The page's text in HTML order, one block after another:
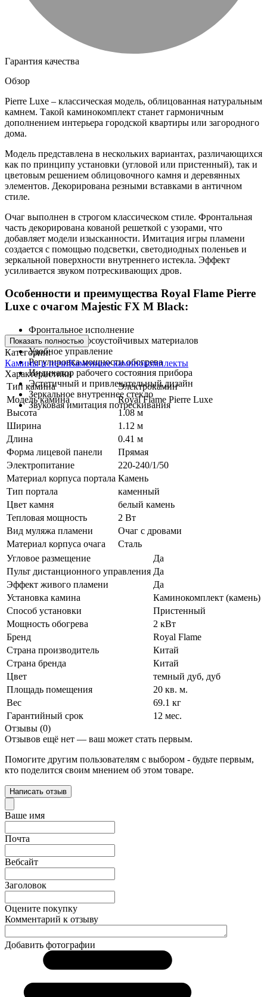
Гарантия качества
Обзор
Pierre Luxe – классическая модель, облицованная натуральным
камнем. Такой каминокомплект станет гармоничным
дополнением интерьера городской квартиры или загородного
дома.
Модель представлена в нескольких вариантах, различающихся
как по принципу установки (угловой или пристенный), так и
цветовым решением облицовочного камня и деревянных
элементов. Декорирована резными вставками в античном
стиле.
Очаг выполнен в строгом классическом стиле. Фронтальная
часть декорирована кованой решеткой с узорами, что
добавляет модели изысканности. Имитация игры пламени
создается с помощью подсветки, светодиодных поленьев и
зеркальной поверхности внутреннего истекла. Эффект
усиливается звуком потрескивающих дров.
Особенности и преимущества Royal Flame Pierre
Luxe с очагом Majestic FX M Black:
Фронтальное исполнение
Портал из износоустойчивых материалов
Удобное управление
Регулировка мощности обогрева
Индикатор рабочего состояния прибора
Эстетичный и привлекательный дизайн
Зеркальное внутреннее стекло
Звуковая имитация потрескивания
Показать полностью
Категории:
Камины и печиКаменные каминокомплекты
Характеристики
Тип камина
Электрокамин
Модель камина
Royal Flame Pierre Luxe
Высота
1.08 м
Ширина
1.12 м
Длина
0.41 м
Форма лицевой панели
Прямая
Электропитание
220-240/1/50
Материал корпуса портала Камень
Тип портала
каменный
Цвет камня
белый камень
Тепловая мощность
2 Вт
Вид муляжа пламени
Очаг с дровами
Материал корпуса очага
Сталь
Угловое размещение
Да
Пульт дистанционного управления Да
Эффект живого пламени
Да
Установка камина
Каминокомплект (камень)
Способ установки
Пристенный
Мощность обогрева
2 кВт
Бренд
Royal Flame
Страна производитель
Китай
Страна бренда
Китай
Цвет
темный дуб, дуб
Площадь помещения
20 кв. м.
Вес
69.1 кг
Гарантийный срок
12 мес.
Отзывы (0)
Отзывов ещё нет — ваш может стать первым.
Помогите другим пользователям с выбором - будьте первым,
кто поделится своим мнением об этом товаре.
Написать отзыв
Ваше имя
Почта
Вебсайт
Заголовок
Оцените покупку
Комментарий к отзыву
Добавить фотографии